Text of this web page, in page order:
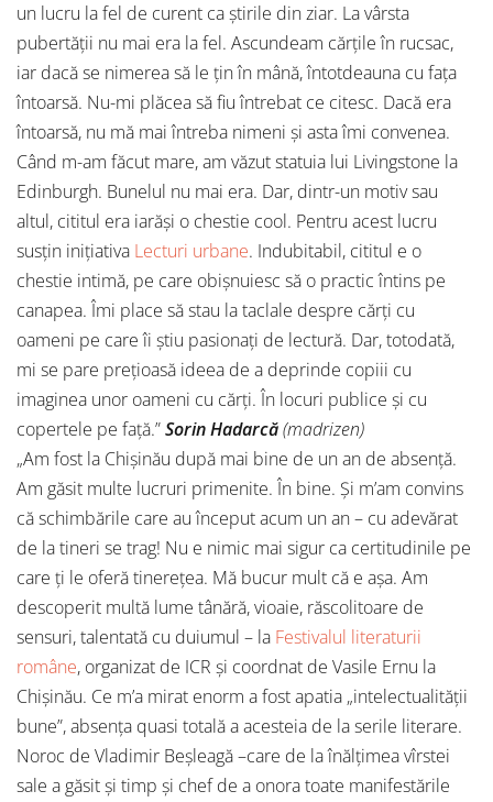
un lucru la fel de curent ca știrile din ziar. La vârsta
pubertății nu mai era la fel. Ascundeam cărțile în rucsac,
iar dacă se nimerea să le țin în mână, întotdeauna cu fața
întoarsă. Nu-mi plăcea să fiu întrebat ce citesc. Dacă era
întoarsă, nu mă mai întreba nimeni și asta îmi convenea.
Când m-am făcut mare, am văzut statuia lui Livingstone la
Edinburgh. Bunelul nu mai era. Dar, dintr-un motiv sau
altul, cititul era iarăși o chestie cool. Pentru acest lucru
susțin inițiativa Lecturi urbane. Indubitabil, cititul e o
chestie intimă, pe care obișnuiesc să o practic întins pe
canapea. Îmi place să stau la taclale despre cărți cu
oameni pe care îi știu pasionați de lectură. Dar, totodată,
mi se pare prețioasă ideea de a deprinde copiii cu
imaginea unor oameni cu cărți. În locuri publice și cu
copertele pe față.”Sorin Hadarcă(madrizen)
„Am fost la Chişinău după mai bine de un an de absenţă.
Am găsit multe lucruri primenite. În bine. Şi m’am convins
că schimbările care au început acum un an – cu adevărat
de la tineri se trag! Nu e nimic mai sigur ca certitudinile pe
care ţi le oferă tinereţea. Mă bucur mult că e aşa. Am
descoperit multă lume tânără, vioaie, răscolitoare de
sensuri, talentată cu duiumul – la Festivalul literaturii
române, organizat de ICR şi coordnat de Vasile Ernu la
Chişinău. Ce m’a mirat enorm a fost apatia „intelectualităţii
bune”, absenţa quasi totală a acesteia de la serile literare.
Noroc de Vladimir Beşleagă –care de la înălţimea vîrstei
sale a găsit şi timp şi chef de a onora toate manifestările